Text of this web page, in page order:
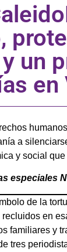
un
en
a
y social
especiales
de la
en
familiares y
tres